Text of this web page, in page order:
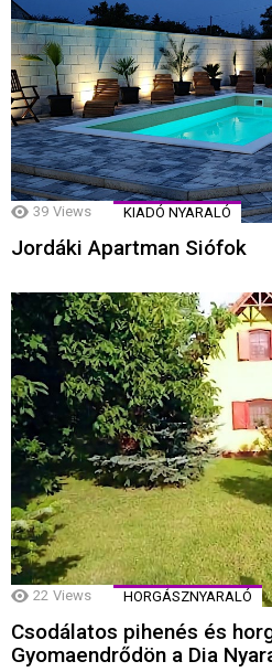
39 Views KIADÓ NYARALÓ
Jordáki Apartman Siófok
22 Views HORGÁSZNYARALÓ
Csodálatos pihenés és
Gyomaendrődön a Dia